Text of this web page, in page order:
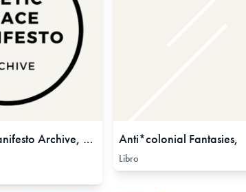
Poetic Space Manifesto Archive, 2020 Anti*colonial Fantasies,
Libro